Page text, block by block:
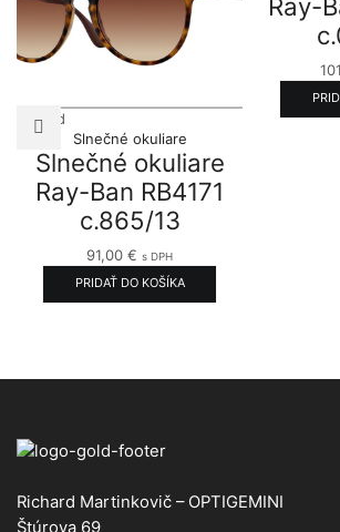
Náhľad
Slnečné okuliare
Slnečné okuliare
Ray-Ban RB4171
c.865/13
91,00 € s DPH
PRIDAŤ DO KOŠÍKA
Ray-
Richard Martinkovič – OPTIGEMINI
Štúrova 69